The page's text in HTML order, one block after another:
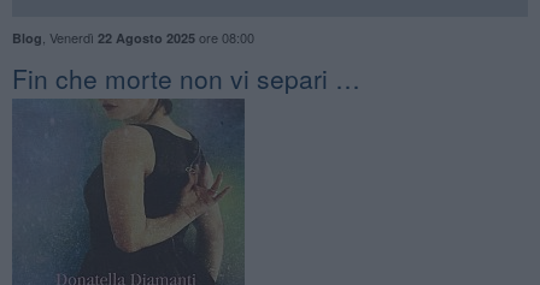
Blog Venerdì 22 Agosto 2025ore 08:00
​Fin che morte non vi separi …